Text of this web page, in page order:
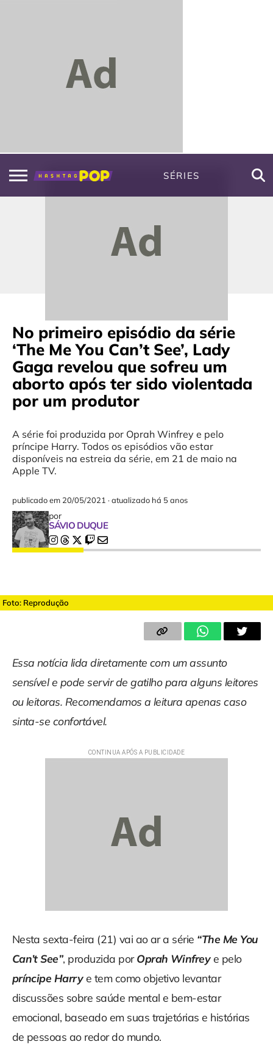
SÉRIES
No primeiro episódio da série
‘The Me You Can’t See’, Lady
Gaga revelou que sofreu um
aborto após ter sido violentada
por um produtor
A série foi produzida por Oprah Winfrey e pelo
príncipe Harry. Todos os episódios vão estar
disponíveis na estreia da série, em 21 de maio na
Apple TV.
publicado em 20/05/2021 ·atualizado há 5 anos
por
SÁVIO DUQUE
Foto: Reprodução
Essa notícia lida diretamente com um assunto
sensível e pode servir de gatilho para alguns leitores
ou leitoras. Recomendamos a leitura apenas caso
sinta-se confortável.
Nesta sexta-feira (21) vai ao ar a série “The Me You
Can’t See”, produzida porOprah Winfreye pelo
príncipe Harrye tem como objetivo levantar
discussões sobre saúde mental e bem-estar
emocional, baseado em suas trajetórias e histórias
de pessoas ao redor do mundo.